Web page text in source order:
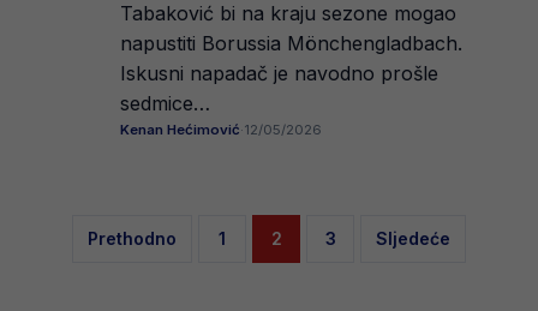
Tabaković bi na kraju sezone mogao
napustiti Borussia Mönchengladbach.
Iskusni napadač je navodno prošle
sedmice…
Kenan Hećimović·12/05/2026
Posts
Prethodno 1 2 3 Sljedeće